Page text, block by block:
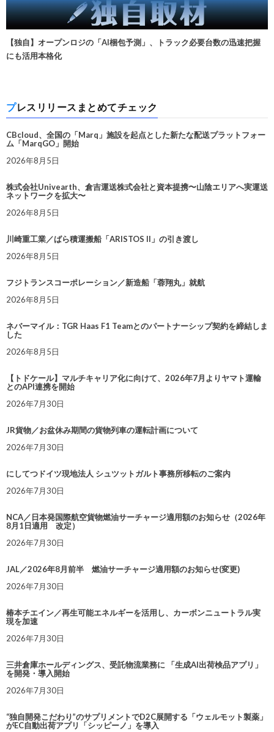
【独自】オープンロジの「AI梱包予測」、トラック必要台数の迅速把握
にも活用本格化
プレスリリースまとめてチェック
CBcloud、全国の「Marq」施設を起点とした新たな配送プラットフォー
ム「MarqGO」開始
2026年8月5日
株式会社Univearth、倉吉運送株式会社と資本提携〜山陰エリアへ実運送
ネットワークを拡大〜
2026年8月5日
川崎重工業／ばら積運搬船「ARISTOS II」の引き渡し
2026年8月5日
フジトランスコーポレーション／新造船「蓉翔丸」就航
2026年8月5日
ネバーマイル：TGR Haas F1 Teamとのパートナーシップ契約を締結しま
した
2026年8月5日
【トドケール】マルチキャリア化に向けて、2026年7月よりヤマト運輸
とのAPI連携を開始
2026年7月30日
JR貨物／お盆休み期間の貨物列車の運転計画について
2026年7月30日
にしてつドイツ現地法人 シュツットガルト事務所移転のご案内
2026年7月30日
NCA／日本発国際航空貨物燃油サーチャージ適用額のお知らせ（2026年
8月1日適用 改定）
2026年7月30日
JAL／2026年8月前半 燃油サーチャージ適用額のお知らせ(変更)
2026年7月30日
椿本チエイン／再生可能エネルギーを活用し、カーボンニュートラル実
現を加速
2026年7月30日
三井倉庫ホールディングス、受託物流業務に 「生成AI出荷検品アプリ」
を開発・導入開始
2026年7月30日
“独自開発こだわり”のサプリメントでD2C展開する「ウェルモット製薬」
がEC自動出荷アプリ「シッピーノ」を導入